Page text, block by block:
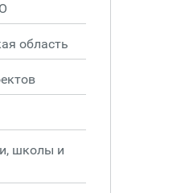
область
школы и